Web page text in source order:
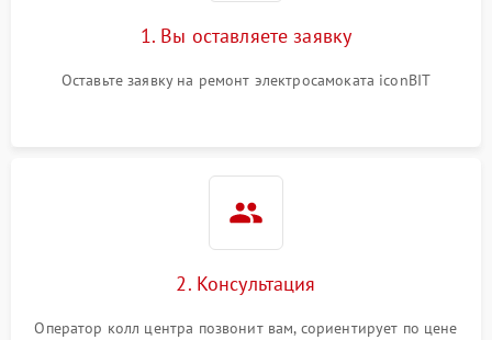
1. Вы оставляете заявку
Оставьте заявку на ремонт электросамоката iconBIT
2. Консультация
Оператор колл центра позвонит вам, сориентирует по цене